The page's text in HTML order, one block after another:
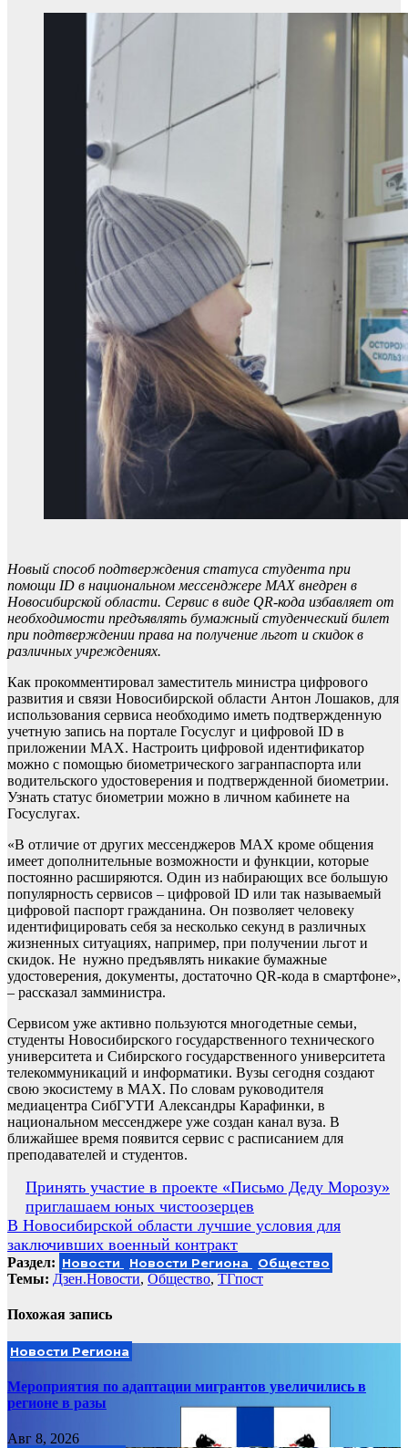
Новый способ подтверждения статуса студента при
помощи ID в национальном мессенджере MAX внедрен в
Новосибирской области. Сервис в виде QR-кода избавляет от
необходимости предъявлять бумажный студенческий билет
при подтверждении права на получение льгот и скидок в
различных учреждениях.
Как прокомментировал заместитель министра цифрового
развития и связи Новосибирской области Антон Лошаков, для
использования сервиса необходимо иметь подтвержденную
учетную запись на портале Госуслуг и цифровой ID в
приложении MAX. Настроить цифровой идентификатор
можно с помощью биометрического загранпаспорта или
водительского удостоверения и подтвержденной биометрии.
Узнать статус биометрии можно в личном кабинете на
Госуслугах.
«В отличие от других мессенджеров MAX кроме общения
имеет дополнительные возможности и функции, которые
постоянно расширяются. Один из набирающих все большую
популярность сервисов – цифровой ID или так называемый
цифровой паспорт гражданина. Он позволяет человеку
идентифицировать себя за несколько секунд в различных
жизненных ситуациях, например, при получении льгот и
скидок. Не нужно предъявлять никакие бумажные
удостоверения, документы, достаточно QR-кода в смартфоне»,
– рассказал замминистра.
Сервисом уже активно пользуются многодетные семьи,
студенты Новосибирского государственного технического
университета и Сибирского государственного университета
телекоммуникаций и информатики. Вузы сегодня создают
свою экосистему в MAX. По словам руководителя
медиацентра СибГУТИ Александры Карафинки, в
национальном мессенджере уже создан канал вуза. В
ближайшее время появится сервис с расписанием для
преподавателей и студентов.
Навигация
по
записям
Принять участие в проекте «Письмо Деду Морозу»
приглашаем юных чистоозерцев
В Новосибирской области лучшие условия для
заключивших военный контракт
Раздел: Новости Новости Региона Общество
Темы: Дзен.Новости, Общество, ТГпост
Похожая запись
Новости Региона
Мероприятия по адаптации мигрантов увеличились в
регионе в разы
Авг 8, 2026